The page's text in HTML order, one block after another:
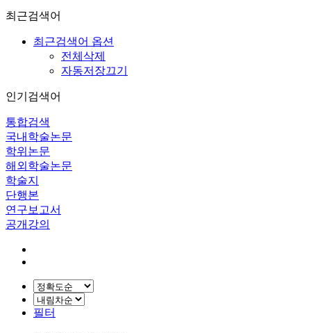
최근검색어
최근검색어 옵션
전체삭제
자동저장끄기
인기검색어
통합검색
국내학술논문
학위논문
해외학술논문
학술지
단행본
연구보고서
공개강의
필터